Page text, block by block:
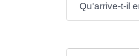
Qu'arrive-t-il